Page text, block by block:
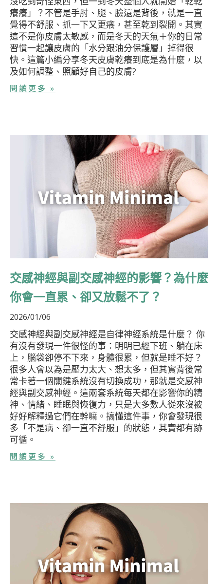
癢癢」？不管是手肘、腿、臉還是背後，就是一直
覺得不舒服、抓一下又更癢，甚至乾到裂開。其實
這不是你皮膚太敏感，而是冬天的天氣＋你的日常
習慣一起讓皮膚的「水分跟油分保護層」掉得很
快。這篇小編分享冬天皮膚乾癢到底是為什麼，以
及如何調整、照顧好自己的皮膚?
閱讀更多 »
交感神經與副交感神經的影響？為什麼
你會一直累、卻又放鬆不了？
2026/01/06
交感神經與副交感神經是自律神經系統是什麼？ 你
有沒有發現一件很怪的事：明明已經下班、躺在床
上，腦袋卻停不下來，身體很累，但就是睡不好？
很多人會以為是壓力太大、想太多，但其實背後常
常卡著一個關鍵系統沒有切換成功，那就是交感神
經與副交感神經。這兩套系統每天都在影響你的精
神、情緒、睡眠與恢復力，只是大多數人從來沒被
好好解釋過它們在幹嘛。搞懂這件事，你會發現很
多「不是病、卻一直不舒服」的狀態，其實都有跡
可循。
閱讀更多 »